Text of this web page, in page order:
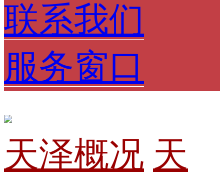
联系我们
服务窗口
天泽概况 天